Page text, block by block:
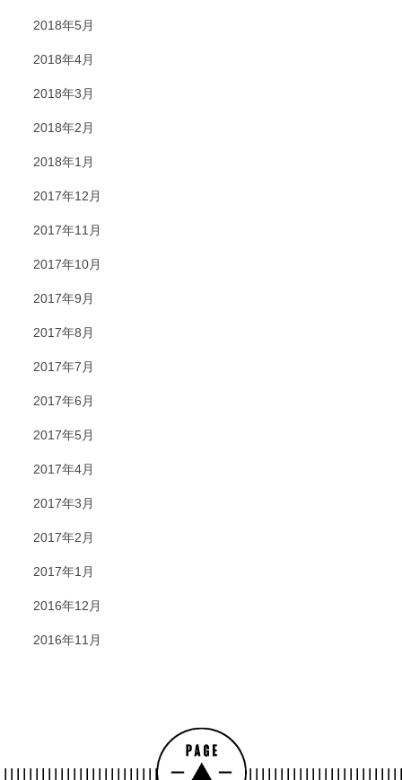
2018年5月
2018年4月
2018年3月
2018年2月
2018年1月
2017年12月
2017年11月
2017年10月
2017年9月
2017年8月
2017年7月
2017年6月
2017年5月
2017年4月
2017年3月
2017年2月
2017年1月
2016年12月
2016年11月